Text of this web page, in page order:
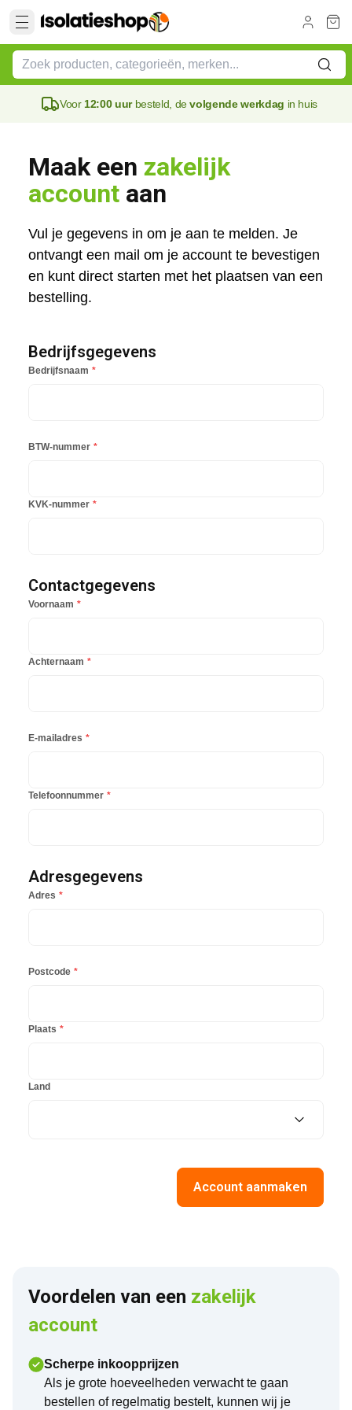
Voor 12:00 uurbesteld, devolgende werkdag in huis
Maak een zakelijk
account aan
Vul je gegevens in om je aan te melden. Je
ontvangt een mail om je account te bevestigen
en kunt direct starten met het plaatsen van een
bestelling.
Bedrijfsgegevens
Bedrijfsnaam *
BTW-nummer *
KVK-nummer *
Contactgegevens
Voornaam *
Achternaam *
E-mailadres *
Telefoonnummer *
Adresgegevens
Adres *
Postcode *
Plaats *
Land
Account aanmaken
Voordelen van een zakelijk
account
Scherpe inkoopprijzen
Als je grote hoeveelheden verwacht te gaan
bestellen of regelmatig bestelt, kunnen wij je